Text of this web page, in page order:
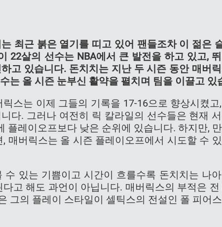
최근 붉은 열기를 띠고 있어 팬들조차 이 젊은
22살의 선수는 NBA에서 큰 발전을 하고 있고,
고 있습니다. 돈치치는 지난 두 시즌 동안 매버
는 올 시즌 눈부신 활약을 펼치며 팀을 이끌고 있
스는 이제 그들의 기록을 17-16으로 향상시켰고
다. 그러나 여전히 릭 칼라일의 선수들은 현재
플레이오프보다 낮은 순위에 있습니다. 하지만,
매버릭스는 올 시즌 플레이오프에서 시도할 수
있는 기쁨이고 시간이 흐를수록 돈치치는 나
고 해도 과언이 아닙니다. 매버릭스의 부적은 전
그의 플레이 스타일이 셀틱스의 전설인 폴 피어